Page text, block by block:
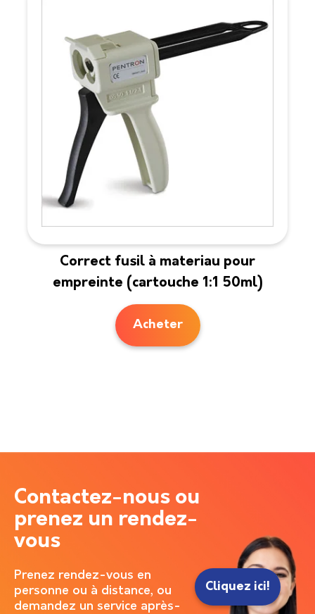
Correct fusil à materiau pour
empreinte (cartouche 1:1 50ml)
Acheter
Contactez-nous ou
prenez un rendez-
vous
Prenez rendez-vous en
personne ou à distance, ou
demandez un service après-
Cliquez ici!